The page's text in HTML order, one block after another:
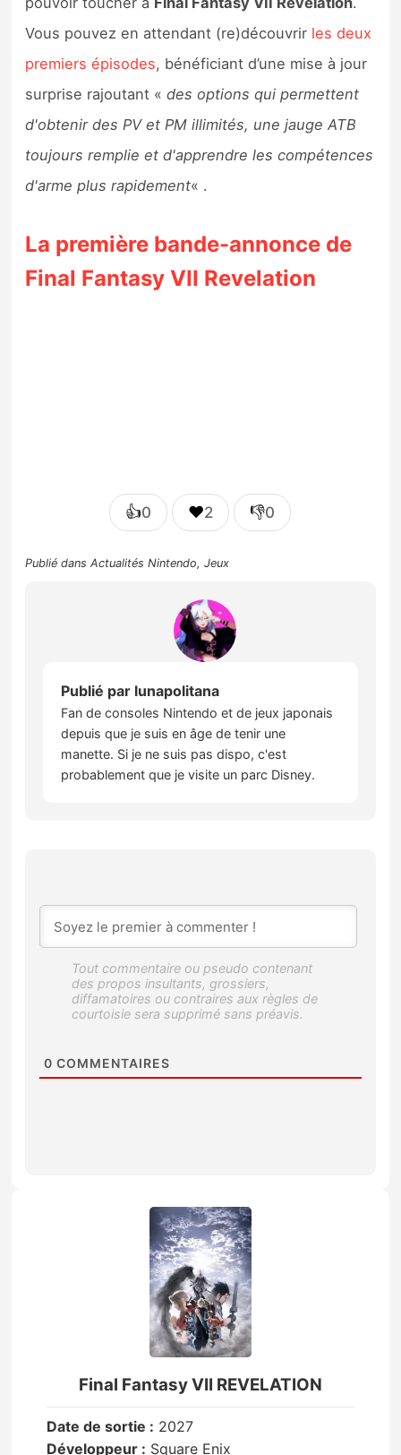
Vous pouvez en attendant (re)découvrir les deux
premiers épisodes, bénéficiant d’une mise à jour
surprise rajoutant «des options qui permettent
d'obtenir des PV et PM illimités, une jauge ATB
toujours remplie et d'apprendre les compétences
d'arme plus rapidement« .
La première bande-annonce de
Final Fantasy VII Revelation
👍0 ❤️2 👎0
Publié dansActualités Nintendo,Jeux
Publié par lunapolitana
Fan de consoles Nintendo et de jeux japonais
depuis que je suis en âge de tenir une
manette. Si je ne suis pas dispo, c'est
probablement que je visite un parc Disney.
0 COMMENTAIRES
Final Fantasy VII REVELATION
Date de sortie : 2027
Développeur : Square Enix